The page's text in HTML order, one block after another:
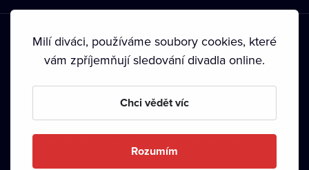
Podmínky používání • Ochrana soukromí • Zásady používání
• Autorská práva•
Milí diváci, používáme soubory cookies, které
vám zpříjemňují sledování divadla online.
Chci vědět víc
Rozumím